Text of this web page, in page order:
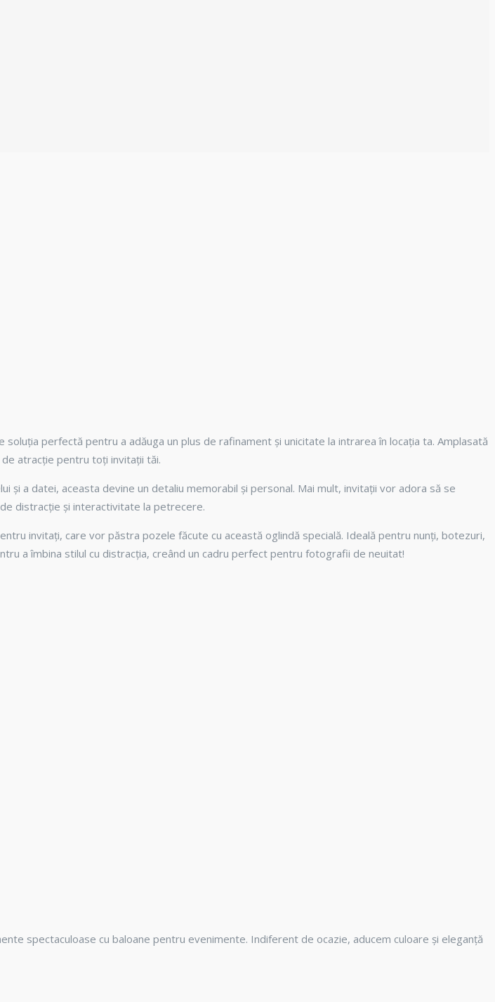
perfectă pentru a adăuga un plus de rafinament și unicitate la intrarea în locația ta. Amplasată
atracție pentru toți invitații tăi.
a datei, aceasta devine un detaliu memorabil și personal. Mai mult, invitații vor adora să se
distracție și interactivitate la petrecere.
invitați, care vor păstra pozele făcute cu această oglindă specială. Ideală pentru nunți, botezuri,
a îmbina stilul cu distracția, creând un cadru perfect pentru fotografii de neuitat!
spectaculoase cu baloane pentru evenimente. Indiferent de ocazie, aducem culoare și eleganță